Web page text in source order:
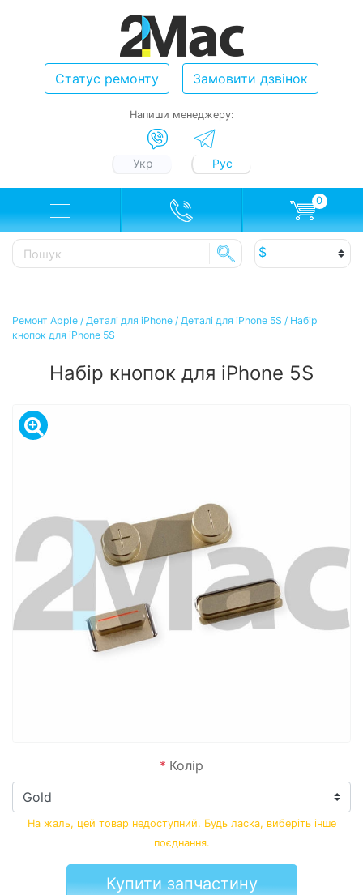
Статус ремонту Замовити дзвінок
Напиши менеджеру:
Укр Рус
0
Ремонт Apple / Деталі для iPhone / Деталі для iPhone 5S / Набір
кнопок для iPhone 5S
Набір кнопок для iPhone 5S
* Колір
На жаль, цей товар недоступний. Будь ласка, виберіть інше
поєднання.
Купити запчастину